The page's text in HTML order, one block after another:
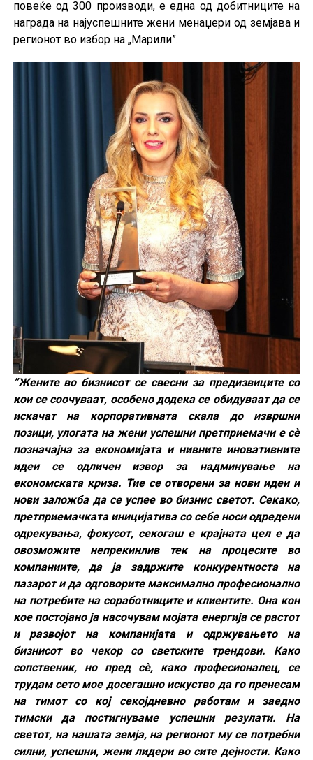
повеќе од 300 производи, е една од добитниците на
награда на најуспешните жени менаџери од земјава и
регионот во избор на „Марили”.
”Жените во бизнисот се свесни за предизвиците со
кои се соочуваат, особено додека се обидуваат да се
искачат на корпоративната скала до извршни
позици, улогата на жени успешни претприемачи е сè
позначајна за економијата и нивните иновативните
идеи се одличен извор за надминување на
економската криза. Тие се отворени за нови идеи и
нови заложба да се успее во бизнис светот. Секако,
претприемачката иницијатива со себе носи одредени
одрекувања, фокусот, секогаш е крајната цел е да
овозможите непрекинлив тек на процесите во
компаниите, да ја задржите конкурентноста на
пазарот и да одговорите максимално професионално
на потребите на соработниците и клиентите. Она кон
кое постојано ја насочувам мојата енергија се растот
и развојот на компанијата и одржувањето на
бизнисот во чекор со светските трендови. Како
сопственик, но пред сè, како професионалец, се
трудам сето мое досегашно искуство да го пренесам
на тимот со кој секојдневно работам и заедно
тимски да постигнуваме успешни резулати. На
светот, на нашата земја, на регионот му се потребни
силни, успешни, жени лидери во сите дејности. Како